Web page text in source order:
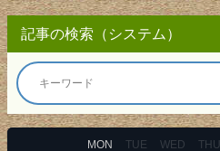
記事の検索（システム）
MON TUE WED THU